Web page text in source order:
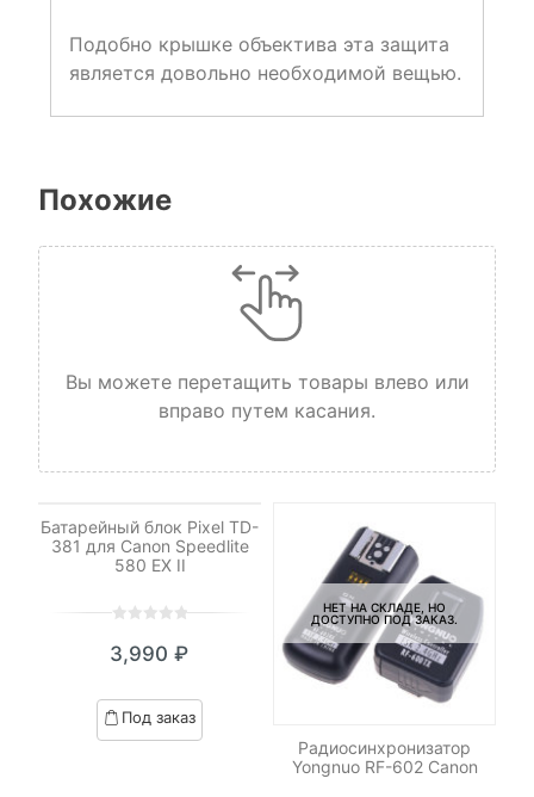
Подобно крышке объектива эта защита
является довольно необходимой вещью.
Похожие
Вы можете перетащить товары влево или
вправо путем касания.
Батарейный блок Pixel TD-
381 для Canon Speedlite
580 EX II
out
based
on
3,990 ₽
Под заказ
НЕТ НА СКЛАДЕ, НО
ДОСТУПНО ПОД ЗАКАЗ.
Радиосинхронизатор
Yongnuo RF-602 Canon